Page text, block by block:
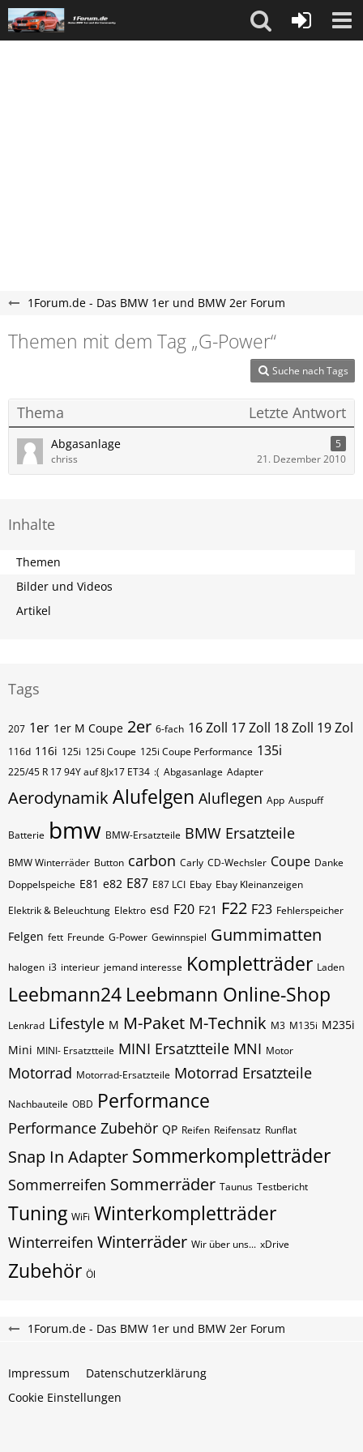
1Forum.de - Das BMW 1er und BMW 2er Forum
Themen mit dem Tag „G-Power“
Suche nach Tags
Thema Letzte Antwort
Abgasanlage
5
chriss
21. Dezember 2010
Inhalte
Themen
Bilder und Videos
Artikel
Tags
207 1er 1er M Coupe 2er 6-fach 16 Zoll 17 Zoll 18 Zoll 19 Zol
116d 116i 125i 125i Coupe 125i Coupe Performance 135i
225/45 R 17 94Y auf 8Jx17 ET34 :( Abgasanlage Adapter
Aerodynamik Alufelgen Aluflegen App Auspuff
Batterie bmw BMW-Ersatzteile BMW Ersatzteile
BMW Winterräder Button carbon Carly CD-Wechsler Coupe Danke
Doppelspeiche E81 e82 E87 E87 LCI Ebay Ebay Kleinanzeigen
Elektrik & Beleuchtung Elektro esd F20 F21 F22 F23 Fehlerspeicher
Felgen fett Freunde G-Power Gewinnspiel Gummimatten
halogen i3 interieur jemand interesse Kompletträder Laden
Leebmann24 Leebmann Online-Shop
Lenkrad Lifestyle M M-Paket M-Technik M3 M135i M235i
Mini MINI- Ersatztteile MINI Ersatztteile MNI Motor
Motorrad Motorrad-Ersatzteile Motorrad Ersatzteile
Nachbauteile OBD Performance
Performance Zubehör QP Reifen Reifensatz Runflat
Snap In Adapter Sommerkompletträder
Sommerreifen Sommerräder Taunus Testbericht
Tuning WiFi Winterkompletträder
Winterreifen Winterräder Wir über uns... xDrive
Zubehör Öl
1Forum.de - Das BMW 1er und BMW 2er Forum
Impressum
Datenschutzerklärung
Cookie Einstellungen